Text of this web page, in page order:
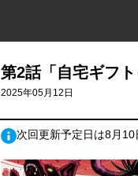
第2話「自宅ギフ
2025年05月12日
次回更新予定日は8月10